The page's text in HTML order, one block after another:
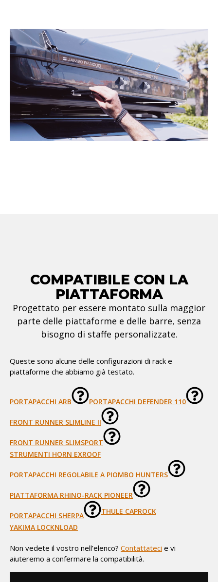
COMPATIBILE CON LA
PIATTAFORMA
Progettato per essere montato sulla maggior
parte delle piattaforme e delle barre, senza
bisogno di staffe personalizzate.
Queste sono alcune delle configurazioni di rack e
piattaforme che abbiamo già testato.
PORTAPACCHI ARB PORTAPACCHI DEFENDER 110
FRONT RUNNER SLIMLINE II
FRONT RUNNER SLIMSPORT
STRUMENTI HORN EXROOF
PORTAPACCHI REGOLABILE A PIOMBO HUNTERS
PIATTAFORMA RHINO-RACK PIONEER
PORTAPACCHI SHERPA
THULE CAPROCK
YAKIMA LOCKNLOAD
Non vedete il vostro nell’elenco? Contattateci e vi
aiuteremo a confermare la compatibilità.